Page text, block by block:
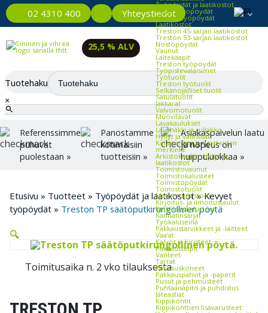
02 4310 400 Yhteystiedot
Työpöydät ja laatikostot
Kevyet työpöydät
Raskaat työpöydät
Laatikostot
Treston 45-sarjan laatikostot
Treston 53-sarjan laatikostot
Nostopöydät
Vaunut
Laitekaapit
Treston työpöydät
Työpistevalaisimet
Työtuolit
Treston työtuolit
Selkänojalliset tuolit
Satulatuolit
Jakkarat
Valvomotuolit
Muovilavat
Lavakaulukset
Lavahäkki ja rullakko
Hyllyt ja väliritilät
Kalusteiden ja tuotteiden
merkintä
Arkistokaapit, -hyllyt ja -
laatikostot
Toimistovaunut
Toimistokalusteet
Toimistopöydät
Toimistotuolit
Matot toimistoon
Kirjoitus- ja ilmoitustaulut
Reikälevykalusteet
Kannatinsarjat
Työkaluseinä
Pakkaustarvikkeet ja -laitteet
Vaa'at
Kalvot ja kiristeet
Pakkausteipit
Vanteet
Tarrat
Pakkauskoneet
Pakkauspahvit ja -paperit
Pussit ja pehmusteet
Puhtaanapito ja puhdistus
Jäteastiat
Kippikontit
Kippikonttien lisävarusteet
25,5 % ALV
Tuotehaku
×
Referenssimme
puhuvat
puolestaan »
Panostamme
kotimaisiin
tuotteisiin »
Asiakaspalvelun laatu
ja nopeus on
huippuluokkaa »
Etusivu » Tuotteet » Työpöydät ja laatikostot»Kevyet
työpöydät » Treston TP säätöputkirungollinen pöytä
🔍
Toimitusaika n. 2 vko tilauksesta